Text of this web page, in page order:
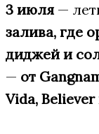
3 июля —
залива, где
диджей и
— от
Vida,